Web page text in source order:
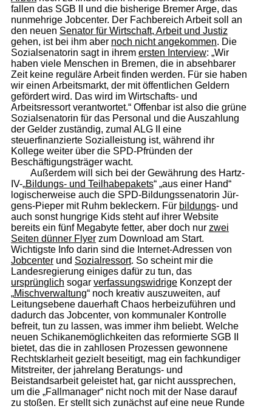
fallen das SGB II und die bisherige Bremer Arge, das
nunmehrige Jobcenter. Der Fachbereich Arbeit soll an
den neuen Senator für Wirtschaft, Arbeit und Justiz
gehen, ist bei ihm aber noch nicht angekommen. Die
Sozialsenatorin sagt in ihrem ersten Interview: „Wir
haben viele Menschen in Bremen, die in absehbarer
Zeit keine reguläre Arbeit finden werden. Für sie haben
wir einen Arbeitsmarkt, der mit öffentlichen Geldern
gefördert wird. Das wird im Wirtschafts- und
Arbeitsressort verantwortet.“ Offenbar ist also die grüne
Sozialsenatorin für das Personal und die Auszahlung
der Gelder zuständig, zumal ALG II eine
steuerfinanzierte Sozialleistung ist, während ihr
Kollege weiter über die SPD-Pfründen der
Beschäftigungsträger wacht.
Außerdem will sich bei der Gewährung des Hartz-
IV-„Bildungs- und Teilhabe­pakets“ „aus einer Hand“
logischerweise auch die SPD-Bildungssenatorin Jür­
gens-Pieper mit Ruhm bekleckern. Für bildungs- und
auch sonst hungrige Kids steht auf ihrer Website
bereits ein fünf Megabyte fetter, aber doch nur zwei
Seiten dünner Flyerzum Download am Start.
Wichtigste Info darin sind die Internet-Adressen von
Jobcenterund Sozialressort. So scheint mir die
Landesregierung einiges dafür zu tun, das
ursprünglich sogar verfassungswidrigeKonzept der
„Mischverwaltung“ noch kreativ auszuweiten, auf
Leitungsebene dauerhaft Chaos herbeizuführen und
dadurch das Jobcenter, von kommunaler Kontrolle
befreit, tun zu lassen, was immer ihm beliebt. Welche
neuen Schikanemöglichkeiten das reformierte SGB II
bietet, das die in zahllosen Prozessen gewonnene
Rechtsklarheit gezielt beseitigt, mag ein fachkundiger
Mitstreiter, der jahrelang Beratungs- und
Beistandsarbeit geleistet hat, gar nicht aussprechen,
um die „Fallmanager“ nicht noch mit der Nase darauf
zu stoßen. Er stellt sich zunächst auf eine neue Runde